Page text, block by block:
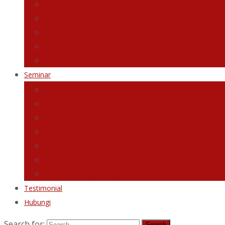
Seminar
Testimonial
Hubungi